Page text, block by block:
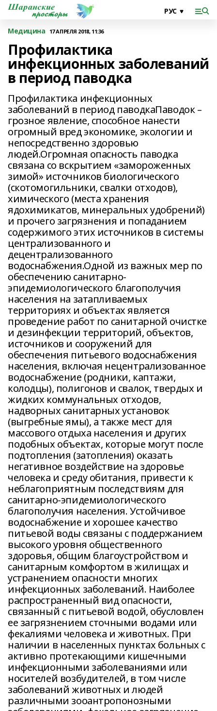
Медицина 17 АПРЕЛЯ 2018, 11:36
Профилактика
инфекционных заболеваний
в период паводка
Профилактика инфекционных
заболеваний в период паводкаПаводок –
грозное явление, способное нанести
огромный вред экономике, экологии и
непосредственно здоровью
людей.Огромная опасность паводка
связана со вскрытием «замороженных
зимой» источников биологического
(скотомогильники, свалки отходов),
химического (места хранения
ядохимикатов, минеральных удобрений)
и прочего загрязнения и попаданием
содержимого этих источников в системы
централизованного и
децентрализованного
водоснабжения.Одной из важных мер по
обеспечению санитарно-
эпидемиологического благополучия
населения на затапливаемых
территориях и объектах является
проведение работ по санитарной очистке
и дезинфекции территорий, объектов,
источников и сооружений для
обеспечения питьевого водоснабжения
населения, включая нецентрализованное
водоснабжение (родники, каптажи,
колодцы), полигонов и свалок, твердых и
жидких коммунальных отходов,
надворных санитарных установок
(выгребные ямы), а также мест для
массового отдыха населения и других
подобных объектах, которые могут после
подтопления (затопления) оказать
негативное воздействие на здоровье
человека и среду обитания, привести к
неблагоприятным последствиям для
санитарно-эпидемиологического
благополучия населения. Устойчивое
водоснабжение и хорошее качество
питьевой воды связаны с поддержанием
высокого уровня общественного
здоровья, общим благоустройством и
санитарным комфортом в жилищах и
устранением опасности многих
инфекционных заболеваний. Наиболее
распространенный вид опасности,
связанный с питьевой водой, обусловлен
ее загрязнением сточными водами или
фекалиями человека и животных. При
наличии в населенных пунктах больных с
активно протекающими кишечными
инфекционными заболеваниями или
носителей возбудителей, в том числе
заболеваний животных и людей
различными зооантропонозными